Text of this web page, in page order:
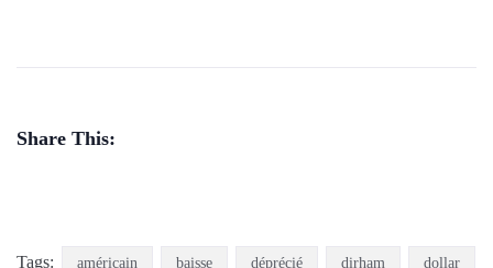
Share This:
Tags: américain baisse déprécié dirham dollar